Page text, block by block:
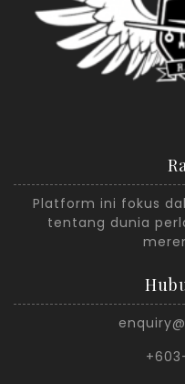
Platform ini fokus
tentang dunia